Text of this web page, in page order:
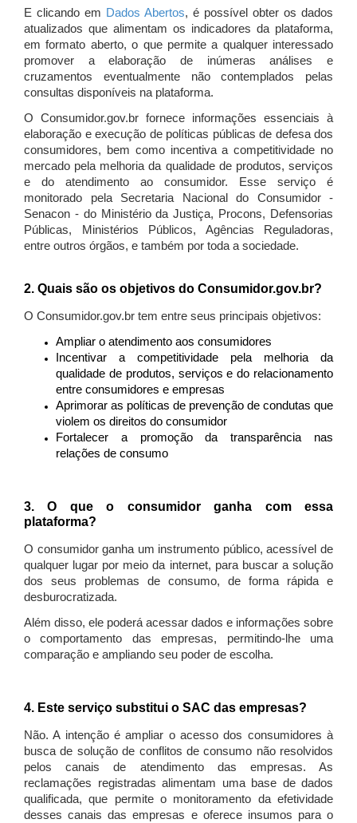
E clicando em Dados Abertos, é possível obter os dados
atualizados que alimentam os indicadores da plataforma,
em formato aberto, o que permite a qualquer interessado
promover a elaboração de inúmeras análises e
cruzamentos eventualmente não contemplados pelas
consultas disponíveis na plataforma.
O Consumidor.gov.br fornece informações essenciais à
elaboração e execução de políticas públicas de defesa dos
consumidores, bem como incentiva a competitividade no
mercado pela melhoria da qualidade de produtos, serviços
e do atendimento ao consumidor. Esse serviço é
monitorado pela Secretaria Nacional do Consumidor -
Senacon - do Ministério da Justiça, Procons, Defensorias
Públicas, Ministérios Públicos, Agências Reguladoras,
entre outros órgãos, e também por toda a sociedade.
2. Quais são os objetivos do Consumidor.gov.br?
O Consumidor.gov.br tem entre seus principais objetivos:
Ampliar o atendimento aos consumidores
Incentivar a competitividade pela melhoria da
qualidade de produtos, serviços e do relacionamento
entre consumidores e empresas
Aprimorar as políticas de prevenção de condutas que
violem os direitos do consumidor
Fortalecer a promoção da transparência nas
relações de consumo
3. O que o consumidor ganha com essa
plataforma?
O consumidor ganha um instrumento público, acessível de
qualquer lugar por meio da internet, para buscar a solução
dos seus problemas de consumo, de forma rápida e
desburocratizada.
Além disso, ele poderá acessar dados e informações sobre
o comportamento das empresas, permitindo-lhe uma
comparação e ampliando seu poder de escolha.
4. Este serviço substitui o SAC das empresas?
Não. A intenção é ampliar o acesso dos consumidores à
busca de solução de conflitos de consumo não resolvidos
pelos canais de atendimento das empresas. As
reclamações registradas alimentam uma base de dados
qualificada, que permite o monitoramento da efetividade
desses canais das empresas e oferece insumos para o